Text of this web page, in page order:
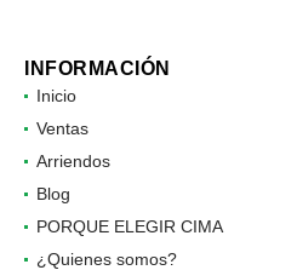
INFORMACIÓN
Inicio
Ventas
Arriendos
Blog
PORQUE ELEGIR CIMA
¿Quienes somos?